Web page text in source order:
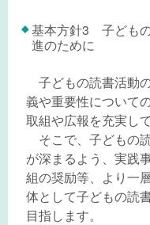
基本方針3 子ども
進のために
子どもの読書活動
義や重要性について
取組や広報を充実し
そこで、子どもの
が深まるよう、実践
組の奨励等、より一
体として子どもの読
目指します。